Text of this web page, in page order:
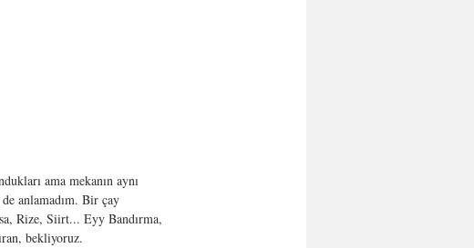
ama mekanın aynı
anlamadım. Bir çay
Rize, Siirt... Eyy Bandırma,
bekliyoruz.